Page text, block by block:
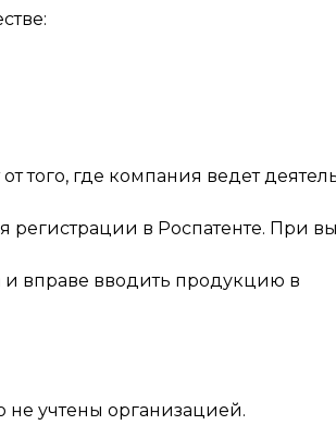
того, где компания ведет
регистрации в Роспатенте. При
и вправе вводить продукцию в
учтены организацией.